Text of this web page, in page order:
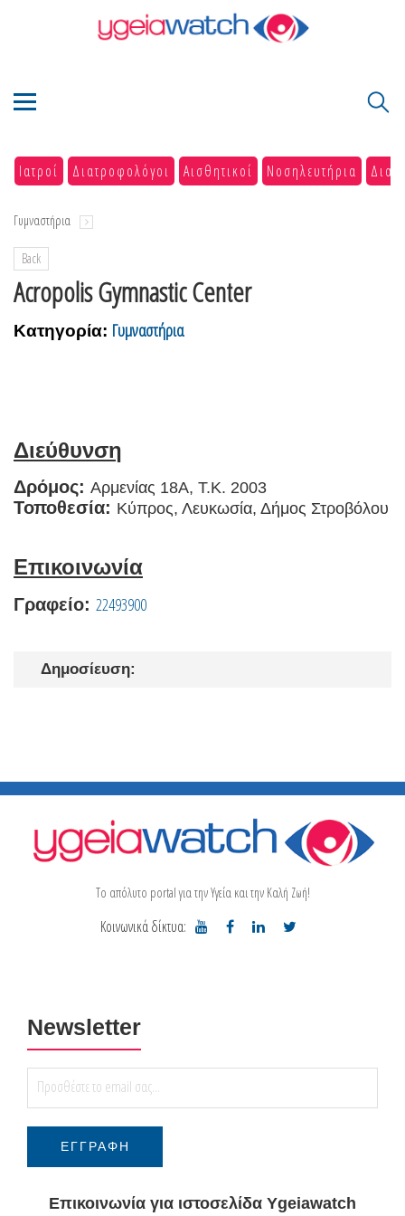
Ιατροί Διατροφολόγοι Αισθητικοί Νοσηλευτήρια
Γυμναστήρια
Back
Acropolis Gymnastic Center
Κατηγορία: Γυμναστήρια
Διεύθυνση
Δρόμος: Αρμενίας 18A, Τ.Κ. 2003
Τοποθεσία: Κύπρος, Λευκωσία, Δήμος Στροβόλου
Επικοινωνία
Γραφείο: 22493900
Δημοσίευση:
Το απόλυτο portal για την Υγεία και την Καλή Ζωή!
Κοινωνικά δίκτυα:
Newsletter
Επικοινωνία για ιστοσελίδα Ygeiawatch